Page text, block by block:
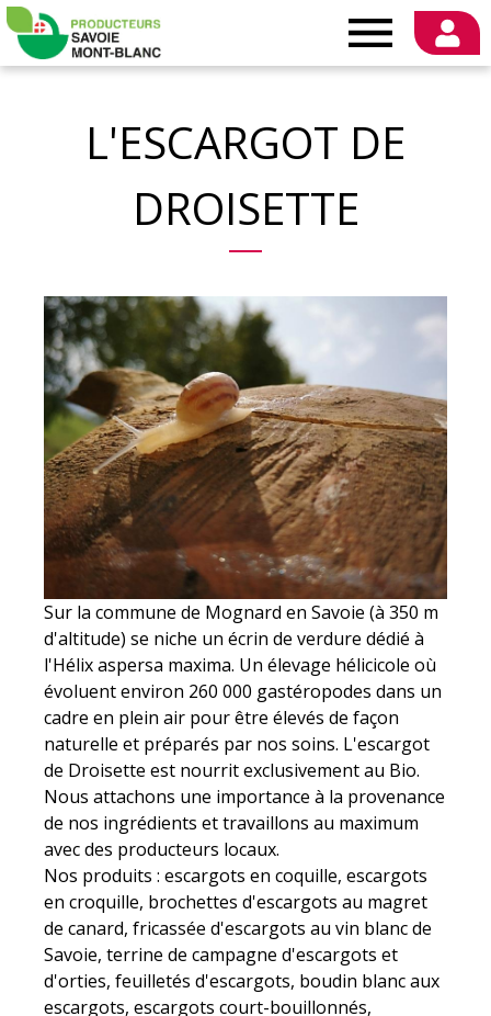
Mont-
Blanc
L'ESCARGOT DE
DROISETTE
Sur la commune de Mognard en Savoie (à 350 m
d'altitude) se niche un écrin de verdure dédié à
l'Hélix aspersa maxima. Un élevage hélicicole où
évoluent environ 260 000 gastéropodes dans un
cadre en plein air pour être élevés de façon
naturelle et préparés par nos soins. L'escargot
de Droisette est nourrit exclusivement au Bio.
Nous attachons une importance à la provenance
de nos ingrédients et travaillons au maximum
avec des producteurs locaux.
Nos produits : escargots en coquille, escargots
en croquille, brochettes d'escargots au magret
de canard, fricassée d'escargots au vin blanc de
Savoie, terrine de campagne d'escargots et
d'orties, feuilletés d'escargots, boudin blanc aux
escargots, escargots court-bouillonnés,